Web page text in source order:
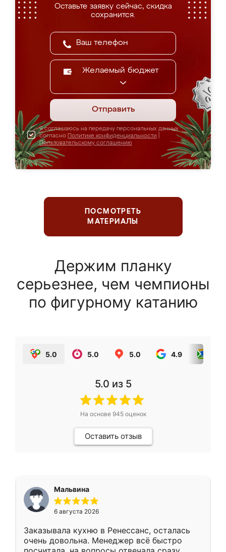
Оставьте заявку сейчас, скидка
сохранится.
Желаемый бюджет
Отправить
Я соглашаюсь на передачу персональных данных
согласно Политике конфиденциальности
Пользовательскому соглашению
ПОСМОТРЕТЬ
МАТЕРИАЛЫ
Держим планку
серьезнее, чем чемпионы
по фигурному катанию
5.0 5.0 5.0 4.9
5.0 из 5
На основе 945оценок
Оставить отзыв
Мальвина
6 августа 2026
Заказывала кухню в Ренессанс, осталась
очень довольна. Менеджер всё быстро